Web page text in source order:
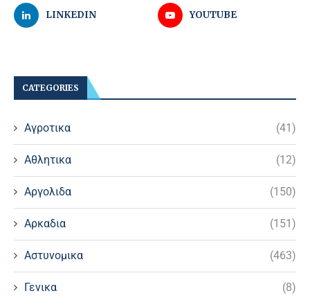
LINKEDIN YOUTUBE
CATEGORIES
Αγροτικα (41)
Αθλητικα (12)
Αργολιδα (150)
Αρκαδια (151)
Αστυνομικα (463)
Γενικα (8)